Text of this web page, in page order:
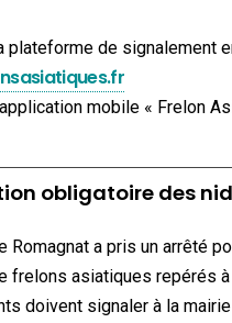
plateforme de signalement
mobile « Frelon
obligatoire des
Romagnat a pris un arrêté
frelons asiatiques repérés à
doivent signaler à la